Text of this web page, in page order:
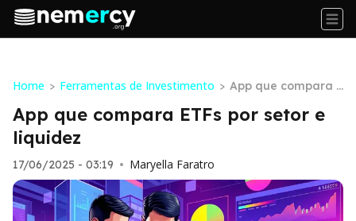
Home > Ferramentas de Investimento > App que compara E
dez
App que compara ETFs por setor e
liquidez
17/06/2025 - 03:19 • Maryella Faratro